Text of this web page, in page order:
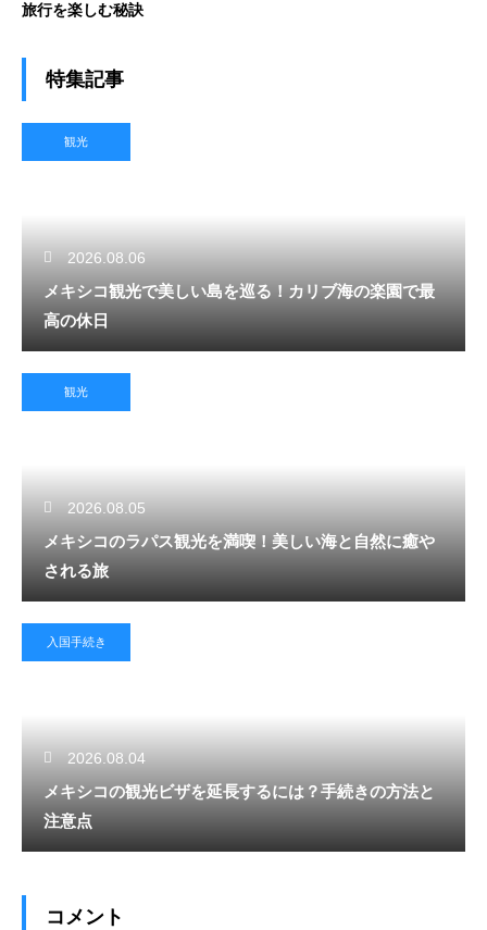
旅行を楽しむ秘訣
特集記事
観光
2026.08.06
メキシコ観光で美しい島を巡る！カリブ海の楽園で最
高の休日
観光
2026.08.05
メキシコのラパス観光を満喫！美しい海と自然に癒や
される旅
入国手続き
2026.08.04
メキシコの観光ビザを延長するには？手続きの方法と
注意点
コメント